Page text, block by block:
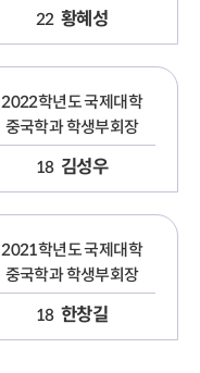
22 황혜성
2022학년도 국제대학
중국학과 학생부회장
18 김성우
2021학년도 국제대학
중국학과 학생부회장
18 한창길